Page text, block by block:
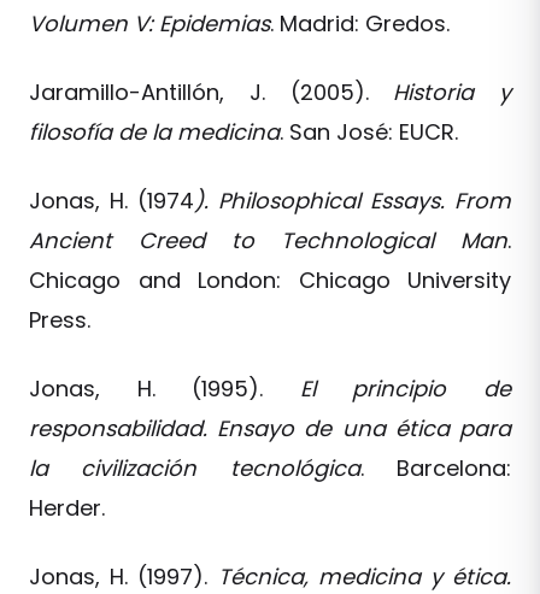
Volumen V: Epidemias. Madrid: Gredos.
Jaramillo-Antillón, J. (2005). Historia y
filosofía de la medicina. San José: EUCR.
Jonas, H. (1974). Philosophical Essays. From
Ancient Creed to Technological Man.
Chicago and London: Chicago University
Press.
Jonas, H. (1995). El principio de
responsabilidad. Ensayo de una ética para
la civilización tecnológica. Barcelona:
Herder.
Jonas, H. (1997). Técnica, medicina y ética.